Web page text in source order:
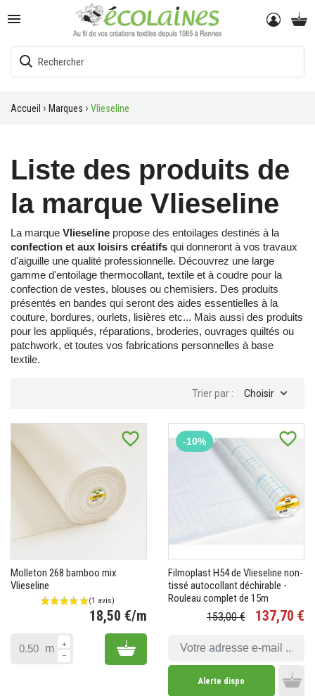

Accueil Marques Vlieseline
Liste des produits de
la marque Vlieseline
La marque Vlieseline propose des entoilages destinés à la
confection et aux loisirs créatifs qui donneront à vos travaux
d'aiguille une qualité professionnelle. Découvrez une large
gamme d'entoilage thermocollant, textile et à coudre pour la
confection de vestes, blouses ou chemisiers. Des produits
présentés en bandes qui seront des aides essentielles à la
couture, bordures, ourlets, lisières etc... Mais aussi des produits
pour les appliqués, réparations, broderies, ouvrages quiltés ou
patchwork, et toutes vos fabrications personnelles à base
textile.
Trier par : Choisir 
favorite_border
Molleton 268 bamboo mix
Vlieseline
18,50 €/m
m Add to cart
favorite_border
-10%
Filmoplast H54 de Vlieseline non-
tissé autocollant déchirable -
Rouleau complet de 15m
153,00 € 137,70 €
Alerte dispo